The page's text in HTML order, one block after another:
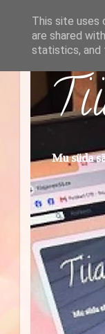
Mu süda
This site uses
are shared
statistics, and